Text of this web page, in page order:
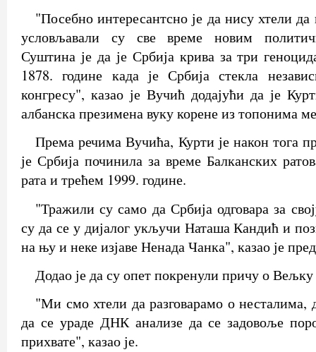
"Посебно интересантсно је да нису хтели да
условљавали су све време новим
Суштина је да је Србија крива за три
1878. године када је Србија стекла
конгресу", казао је Вучић додајући да је
албанска презимена вуку корене из топонима
Према речима Вучића, Курти је након тога
је Србија починила за време Балканских
рата и трећем 1999. године.
"Тражили су само да Србија одговара за
су да се у дијалог укључи Наташа Кандић и
на њу и неке изјаве Ненада Чанка", казао је
Додао је да су опет покренули причу о
"Ми смо хтели да разговарамо о несталима,
да се ураде ДНК анализе да се задовоље
прихвате", казао је.